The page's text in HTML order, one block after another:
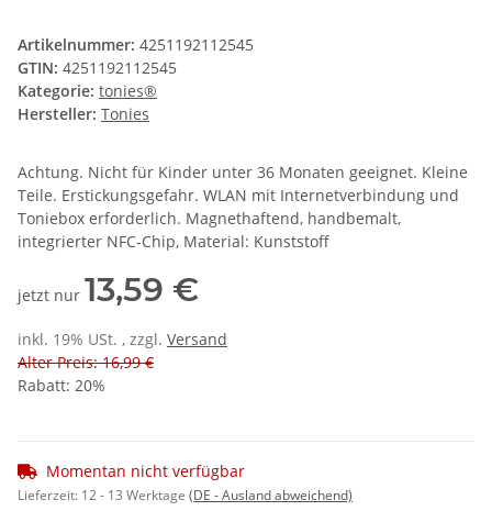
Artikelnummer: 4251192112545
GTIN: 4251192112545
Kategorie: tonies®
Hersteller: Tonies
Achtung. Nicht für Kinder unter 36 Monaten geeignet. Kleine
Teile. Erstickungsgefahr. WLAN mit Internetverbindung und
Toniebox erforderlich. Magnethaftend, handbemalt,
integrierter NFC-Chip, Material: Kunststoff
jetzt nur 13,59 €
inkl. 19% USt. , zzgl. Versand
Alter Preis: 16,99 €
Rabatt: 20%
Momentan nicht verfügbar
Lieferzeit: 12 - 13 Werktage (DE - Ausland abweichend)